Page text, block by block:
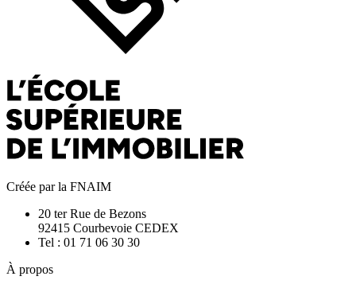
Créée par la FNAIM
20 ter Rue de Bezons
92415 Courbevoie CEDEX
Tel : 01 71 06 30 30
À propos